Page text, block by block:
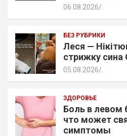
06.08.2026
БЕЗ РУБРИКИ
Леся —
стрижку сина
05.08.2026
ЗДОРОВЬЕ
Боль в левом
что может
симптомы